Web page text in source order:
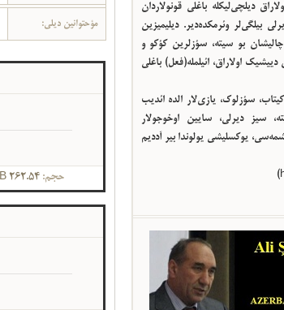
مؤحتوانین دیلی:
حجم:262.54 KB
دیلچی‌لیکله باغلی قونولاردان
بیلگی‌لر وئرمکده‌دیر. دیلیمیزین
بو سیته، سؤزلرین کؤکو و
اولا‌راق، ائیلمله(فعل) باغلی
سؤزلوک، یازی‌لار الده ائدیب
سیز دیرلی، سایین اوخوجولار
یوکسلیشی یولوندا بیر آددیم
)